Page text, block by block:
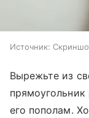
Источник:
Вырежьте из
его пополам.